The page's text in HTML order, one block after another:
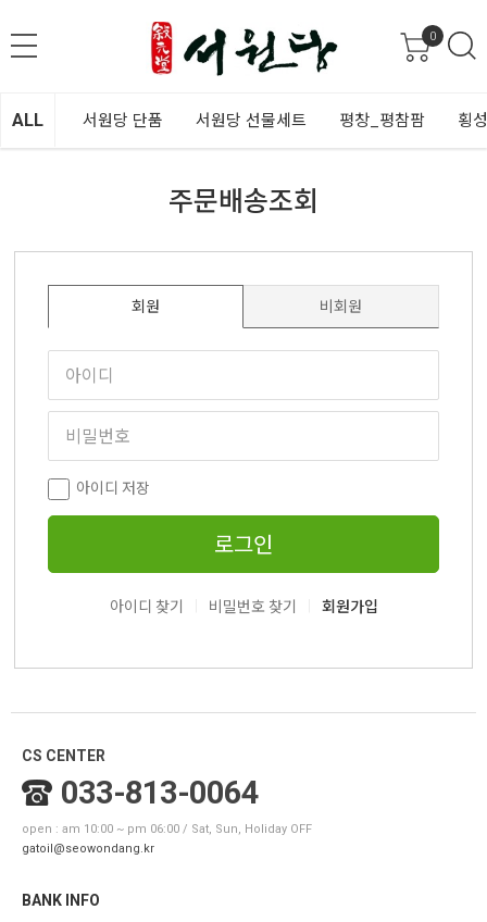
0
ALL 서원당 단품 서원당 선물세트 평창_평참팜 횡
주문배송조회
회원 비회원
아이디 저장
로그인
아이디 찾기 비밀번호 찾기 회원가입
CS CENTER
033-813-0064
open : am 10:00 ~ pm 06:00 / Sat, Sun, Holiday OFF
gatoil@seowondang.kr
BANK INFO